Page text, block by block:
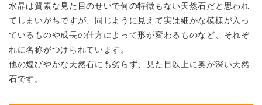
水晶は質素な見た目のせいで何の特徴もない天然石だと思われ
てしまいがちですが、同じように見えて実は細かな模様が入っ
ているものや成長の仕方によって形が変わるものなど、それぞ
れに名称がつけられています。
他の煌びやかな天然石にも劣らず、見た目以上に奥が深い天然
石です。